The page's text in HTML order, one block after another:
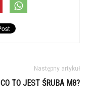
Następny artykuł
CO TO JEST ŚRUBA M8?